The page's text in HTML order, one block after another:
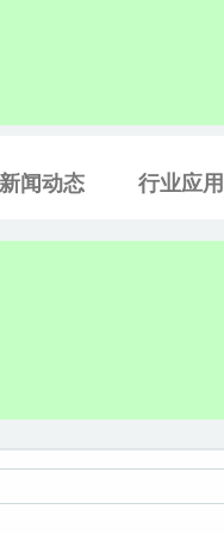
新闻动态 行业应用